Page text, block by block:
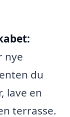
nye
du
lave en
terrasse.